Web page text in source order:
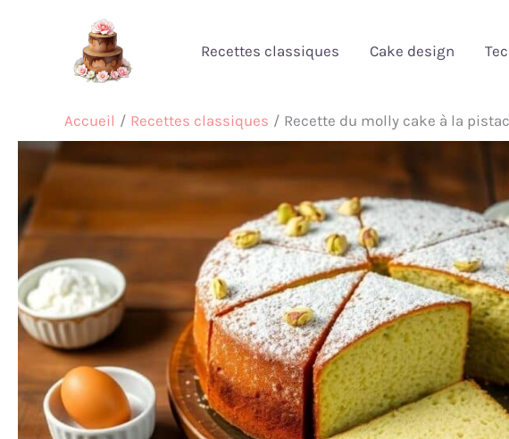
Recettes classiques Cake design
Accueil Recettes classiques Recette du molly cake à la